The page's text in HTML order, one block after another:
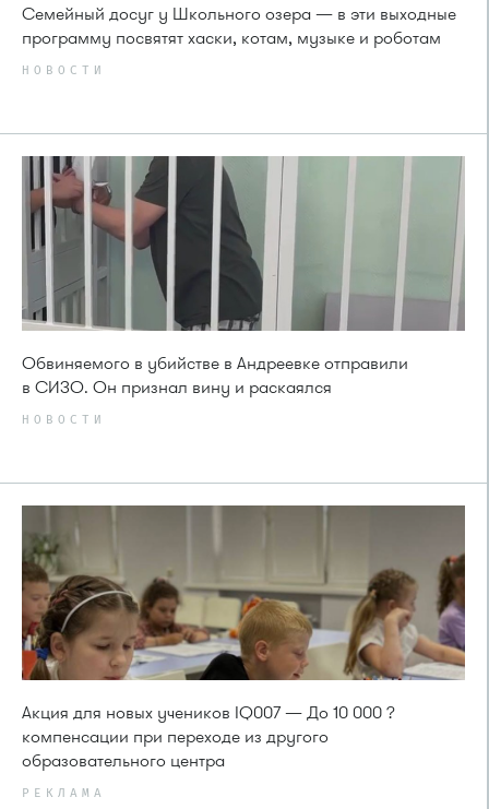
Семейный досуг у Школьного озера — в эти выходные
программу посвятят хаски, котам, музыке и роботам
НОВОСТИ
Обвиняемого в убийстве в Андреевке отправили
в СИЗО. Он признал вину и раскаялся
НОВОСТИ
Акция для новых учеников IQ007 — До 10 000 ?
компенсации при переходе из другого
образовательного центра
РЕКЛАМА